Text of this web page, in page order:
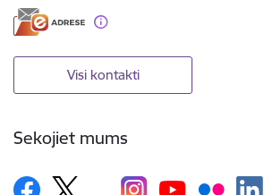
Visi kontakti
Sekojiet mums